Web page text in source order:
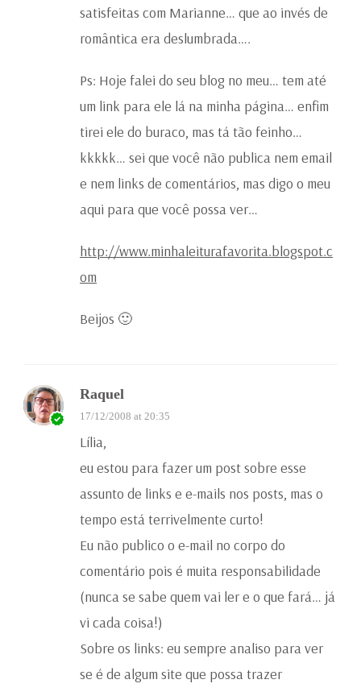
satisfeitas com Marianne… que ao invés de
romântica era deslumbrada….
Ps: Hoje falei do seu blog no meu… tem até
um link para ele lá na minha página… enfim
tirei ele do buraco, mas tá tão feinho…
kkkkk… sei que você não publica nem email
e nem links de comentários, mas digo o meu
aqui para que você possa ver…
http://www.minhaleiturafavorita.blogspot.c
om
Beijos 🙂
Raquel
17/12/2008 at 20:35
Lília,
eu estou para fazer um post sobre esse
assunto de links e e-mails nos posts, mas o
tempo está terrivelmente curto!
Eu não publico o e-mail no corpo do
comentário pois é muita responsabilidade
(nunca se sabe quem vai ler e o que fará… já
vi cada coisa!)
Sobre os links: eu sempre analiso para ver
se é de algum site que possa trazer